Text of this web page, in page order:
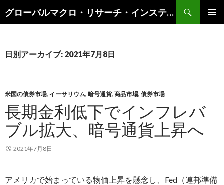
グローバルマクロ・リサーチ・インスティテュート
索
ン
キ
ッ
プ
日別アーカイブ: 2021年7月8日
米国の債券市場, イーサリウム, 暗号通貨, 商品市場, 債券市場
長期金利低下でインフレバ
ブル拡大、暗号通貨上昇へ
2021年7月8日
アメリカで始まっている物価上昇を懸念し、Fed（連邦準備